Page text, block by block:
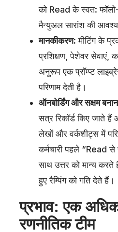
को Read के स्वत:
मैन्युअल सारांश की
मानकीकरण: मीटिंग के
प्रशिक्षण, पेशेवर सेवाएं,
अनुरूप एक प्रॉम्प्ट
परिणाम देती है।
ऑनबोर्डिंग और सक्षम
सत्र रिकॉर्ड किए जाते
लेखों और वर्कशीट्स में
कर्मचारी पहले “Read
साथ उत्तर को मान्य
हुए रैम्पिंग को गति देते हैं।
प्रभाव: एक
रणनीतिक टीम